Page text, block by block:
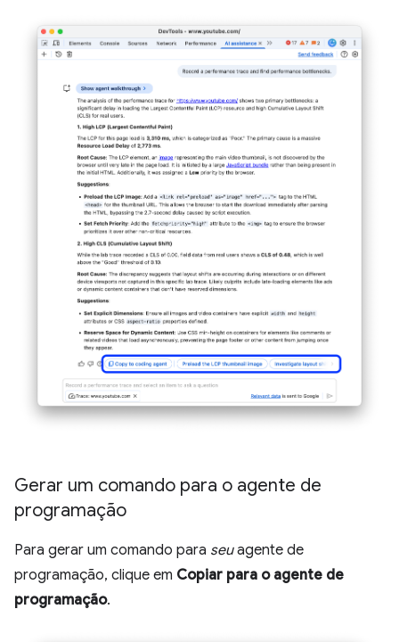
Gerar um comando para o agente de
programação
Para gerar um comando para seuagente de
programação, clique em Copiar para o agente de
programação.